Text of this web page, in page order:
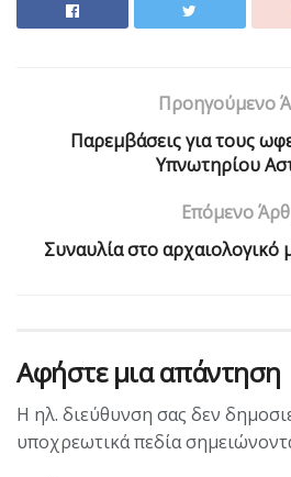
Προηγούμενο
Παρεμβάσεις για τους
Υπνωτηρίου
Επόμενο
Συναυλία στο αρχαιολογικό
Αφήστε μια απάντηση
Η ηλ. διεύθυνση σας δεν
υποχρεωτικά πεδία